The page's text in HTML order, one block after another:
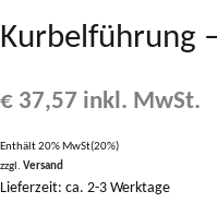
Kurbelführung
€ 37,57 inkl. MwSt.
Enthält 20% MwSt(20%)
zzgl. Versand
Lieferzeit: ca. 2-3 Werktage